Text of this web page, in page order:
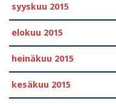
syyskuu 2015
elokuu 2015
heinäkuu 2015
kesäkuu 2015